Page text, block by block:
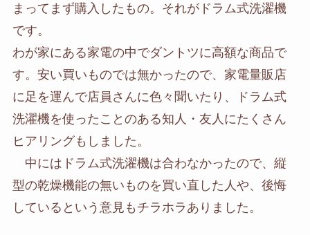
まってまず購入したもの。それがドラム式洗濯機
です。
わが家にある家電の中でダントツに高額な商品で
す。安い買いものでは無かったので、家電量販店
に足を運んで店員さんに色々聞いたり、ドラム式
洗濯機を使ったことのある知人・友人にたくさん
ヒアリングもしました。
中にはドラム式洗濯機は合わなかったので、縦
型の乾燥機能の無いものを買い直した人や、後悔
しているという意見もチラホラありました。